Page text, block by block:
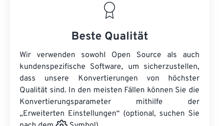
Beste Qualität
Wir verwenden sowohl Open Source als auch
kundenspezifische Software, um sicherzustellen,
dass unsere Konvertierungen von höchster
Qualität sind. In den meisten Fällen können Sie die
Konvertierungsparameter mithilfe der
„Erweiterten Einstellungen“ (optional, suchen Sie